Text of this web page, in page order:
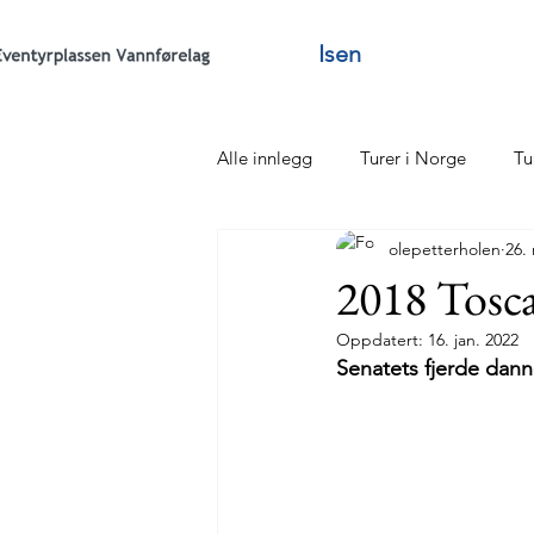
Isen
Alle innlegg Turer i Norge
Sommerfester
Staying alive Vannføreåret
2018
olepetterholen 26.
Oppdatert: 16. jan. 2022
Senatets fjerde